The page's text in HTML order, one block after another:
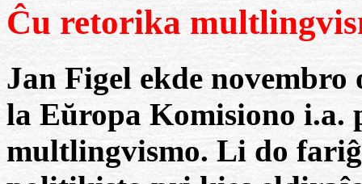
Ĉu retorika
Jan Figel ekde novembro
la Eŭropa Komisiono i.a.
multlingvismo. Li do